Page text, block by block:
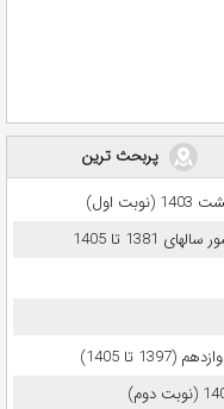
پربحث ترین
اول)
تا 1405